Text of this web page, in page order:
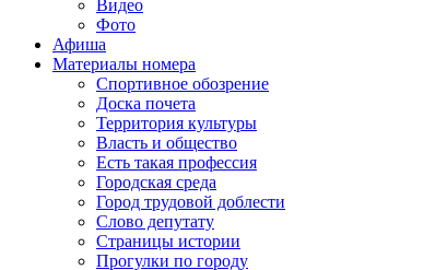
Видео
Фото
Афиша
Материалы номера
Спортивное обозрение
Доска почета
Территория культуры
Власть и общество
Есть такая профессия
Городская среда
Город трудовой доблести
Слово депутату
Страницы истории
Прогулки по городу